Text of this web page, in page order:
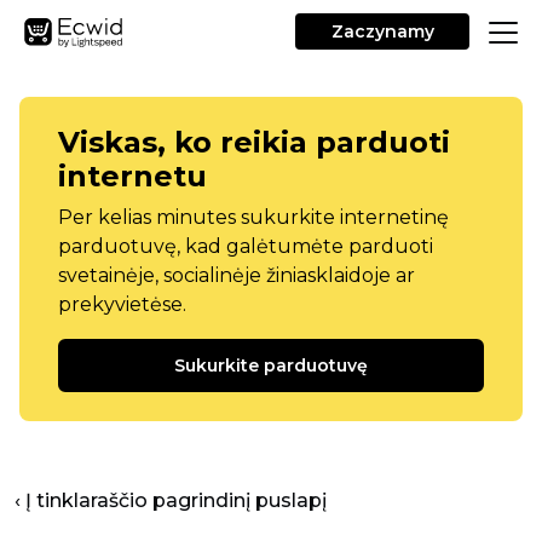
Zaczynamy
Viskas, ko reikia parduoti
internetu
Per kelias minutes sukurkite internetinę
parduotuvę, kad galėtumėte parduoti
svetainėje, socialinėje žiniasklaidoje ar
prekyvietėse.
Sukurkite parduotuvę
‹ Į tinklaraščio pagrindinį puslapį